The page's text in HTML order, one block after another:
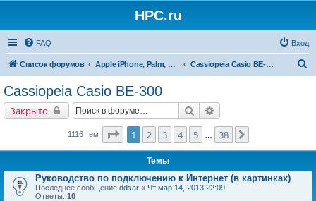
HPC.ru
FAQ Вход
Список форумов Apple iPhone, Palm, Symbian, Linux и прочие Cassiopeia Casio BE-300
Cassiopeia Casio BE-300
Закрыто Поиск
1116 тем Страница1 из
1 2 3 4 5 38
Темы
Руководство по подключению к Интернет (в картинках)
Последнее сообщение ddsar « Чт мар 14, 2013 22:09
Ответы: 10